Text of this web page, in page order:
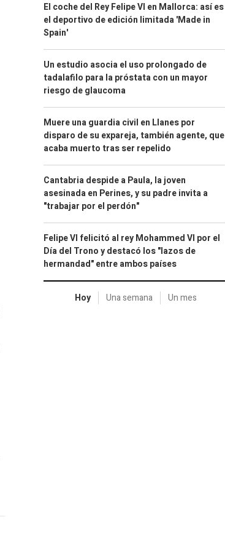
El coche del Rey Felipe VI en Mallorca: así es
el deportivo de edición limitada 'Made in
Spain'
Un estudio asocia el uso prolongado de
tadalafilo para la próstata con un mayor
riesgo de glaucoma
Muere una guardia civil en Llanes por
disparo de su expareja, también agente, que
acaba muerto tras ser repelido
Cantabria despide a Paula, la joven
asesinada en Perines, y su padre invita a
"trabajar por el perdón"
Felipe VI felicitó al rey Mohammed VI por el
Día del Trono y destacó los "lazos de
hermandad" entre ambos países
Hoy Una semana Un mes